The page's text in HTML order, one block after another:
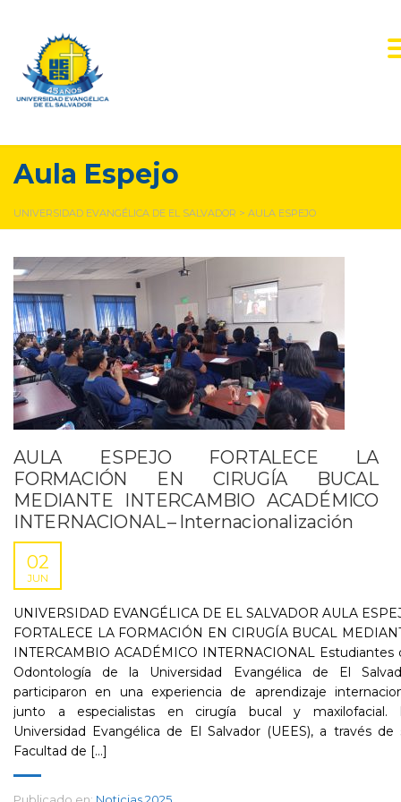
Aula Espejo
UNIVERSIDAD EVANGÉLICA DE EL SALVADOR > AULA ESPEJO
AULA ESPEJO FORTALECE LA
FORMACIÓN EN CIRUGÍA BUCAL
MEDIANTE INTERCAMBIO ACADÉMICO
INTERNACIONAL – Internacionalización
02
JUN
UNIVERSIDAD EVANGÉLICA DE EL SALVADOR AULA
FORTALECE LA FORMACIÓN EN CIRUGÍA BUCAL
INTERCAMBIO ACADÉMICO INTERNACIONAL Estudiantes
Odontología de la Universidad Evangélica de El
participaron en una experiencia de aprendizaje
junto a especialistas en cirugía bucal y maxilofacial.
Universidad Evangélica de El Salvador (UEES), a través de
Facultad de [...]